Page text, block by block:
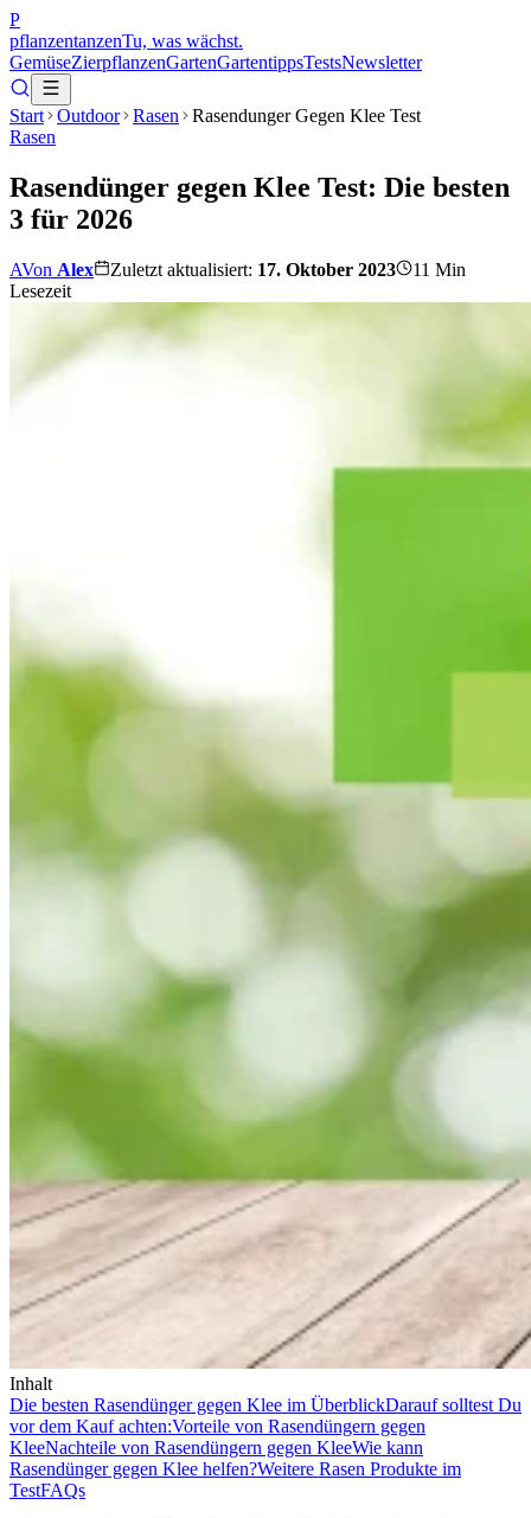
P
pflanzentanzenTu, was wächst.
GemüseZierpflanzenGartenGartentippsTestsNewsletter
Start Outdoor Rasen
Rasendunger Gegen Klee Test
Rasen
Rasendünger gegen Klee Test: Die besten
3 für 2026
AVon Alex Zuletzt aktualisiert: 17. Oktober 2023 11 Min
Lesezeit
Inhalt
Die besten Rasendünger gegen Klee im ÜberblickDarauf solltest Du
vor dem Kauf achten:Vorteile von Rasendüngern gegen
KleeNachteile von Rasendüngern gegen KleeWie kann
Rasendünger gegen Klee helfen?Weitere Rasen Produkte im
TestFAQs